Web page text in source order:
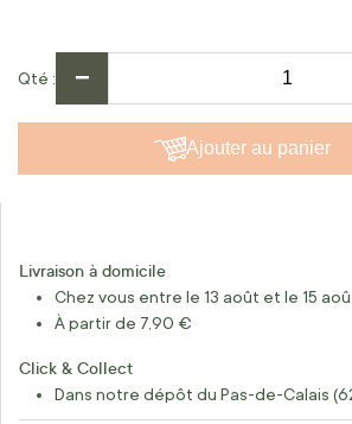
Qté −
Ajouter au panier
Livraison à domicile
Chez vous entre le 13 août et le 15
À partir de 7,90 €
Click & Collect
Dans notre dépôt du Pas-de-Calais